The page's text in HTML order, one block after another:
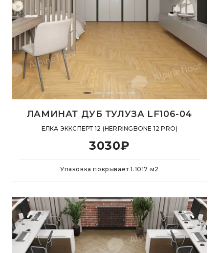
ЛАМИНАТ ДУБ ТУЛУЗА LF106-04
ЕЛКА ЭККСПЕРТ 12 (HERRINGBONE 12 PRO)
3030₽
Упаковка покрывает1.1017 м2